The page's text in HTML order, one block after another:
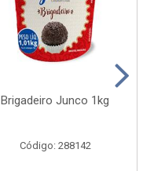
Brigadeiro Junco 1kg
Código: 288142